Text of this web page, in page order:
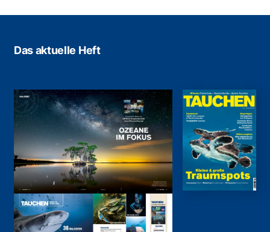
Das aktuelle Heft